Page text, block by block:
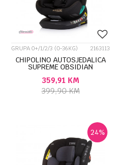
GRUPA 0+/1/2/3 (0-36KG) 2163113
CHIPOLINO AUTOSJEDALICA
SUPREME OBSIDIAN
359,91 KM
399,90KM
24%